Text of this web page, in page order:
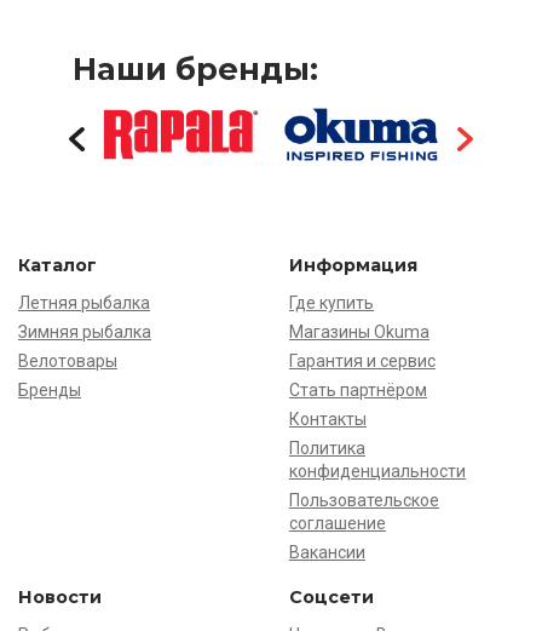
Наши бренды:
Каталог
Летняя рыбалка
Зимняя рыбалка
Велотовары
Бренды
Информация
Где купить
Магазины Okuma
Гарантия и сервис
Стать партнёром
Контакты
Политика
конфиденциальности
Пользовательское
соглашение
Вакансии
Новости Соцсети